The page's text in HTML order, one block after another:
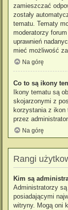
zamieszczać
zostały
tematu. Tematy
moderatorzy
uprawnień
mieć możliwość
Na górę
Co to są ikony
Ikony tematu są
skojarzonymi z
korzystania z ikon
przez
Na górę
Rangi
Kim są
Administratorzy
posiadającymi
witryny. Mogą oni